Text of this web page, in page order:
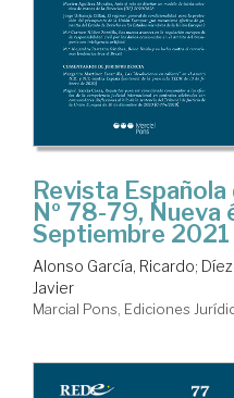
Revista
Nº 78-79, Nueva
Septiembre 2021
Alonso García, Ricardo;
Javier
Marcial Pons, Ediciones